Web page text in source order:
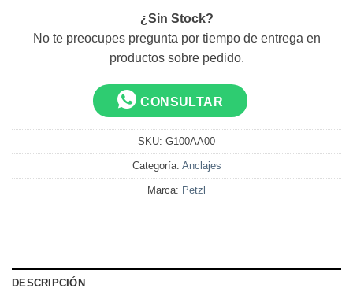
¿Sin Stock?
No te preocupes pregunta por tiempo de entrega en
productos sobre pedido.
CONSULTAR
SKU: G100AA00
Categoría: Anclajes
Marca: Petzl
DESCRIPCIÓN